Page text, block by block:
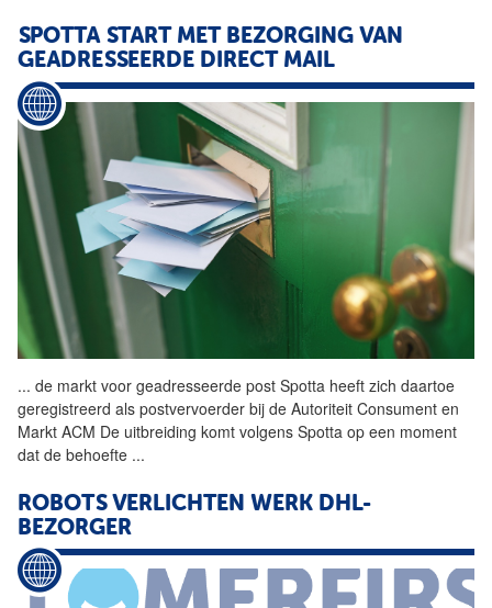
SPOTTA START MET BEZORGING VAN
GEADRESSEERDE DIRECT MAIL
... de markt voor geadresseerde post Spotta heeft zich daartoe
geregistreerd als postvervoerder bij de Autoriteit Consument en
Markt ACM De uitbreiding komt volgens Spotta op een moment
dat de behoefte ...
ROBOTS VERLICHTEN WERK DHL-
BEZORGER